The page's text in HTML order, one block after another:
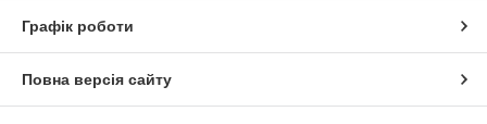
Графік роботи
Повна версія сайту